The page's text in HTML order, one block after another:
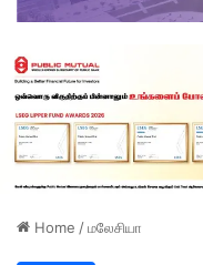
Home /மலேசியா